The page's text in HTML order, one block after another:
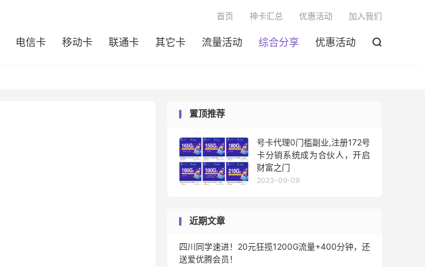
电信卡 移动卡 联通卡 其它卡 流量活动 综合分享 优惠活动 
首页 神卡汇总 优惠活动 加入我们
置顶推荐
号卡代理0门槛副业,注册172号
卡分销系统成为合伙人，开启
财富之门
2023-09-09
近期文章
四川同学速进！20元狂揽1200G流量+400分钟，还
送爱优腾会员！